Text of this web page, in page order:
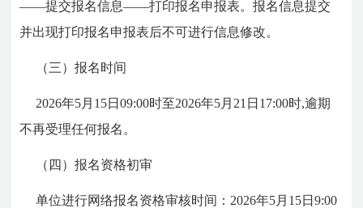
――提交报名信息――打印报名申报表。报名信息提交
并出现打印报名申报表后不可进行信息修改。
（三）报名时间
2026年5月15日09:00时至2026年5月21日17:00时,逾期
不再受理任何报名。
（四）报名资格初审
单位进行网络报名资格审核时间：2026年5月15日9:00